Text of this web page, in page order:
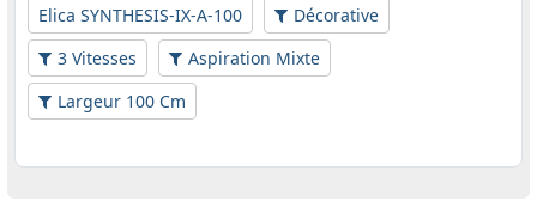
Elica SYNTHESIS-IX-A-100
Décorative
3 Vitesses
Aspiration Mixte
Largeur 100 Cm